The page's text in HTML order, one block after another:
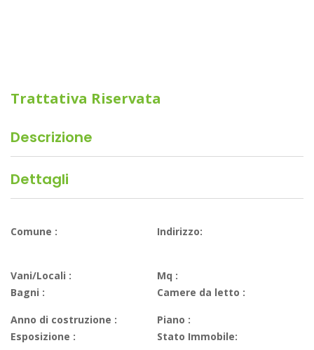
Trattativa Riservata
Descrizione
Dettagli
Comune : Indirizzo:
Vani/Locali :
Mq :
Bagni :
Camere da letto :
Anno di costruzione :
Piano :
Esposizione :
Stato Immobile: